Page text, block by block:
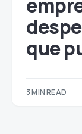
que
3 MIN READ